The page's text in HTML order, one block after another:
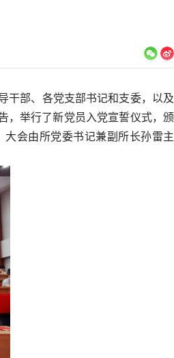
干部、各党支部书记和支委，以及
，举行了新党员入党宣誓仪式，颁
大会由所党委书记兼副所长孙雷主